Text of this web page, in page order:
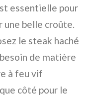
essentielle pour
une belle croûte.
le steak haché
de matière
à feu vif
côté pour le